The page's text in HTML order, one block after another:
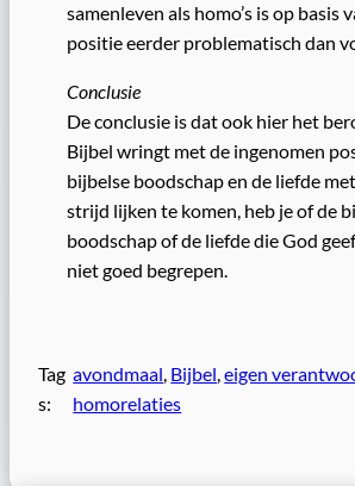
samenleven als homo’s is op basis
positie eerder problematisch dan
Conclusie
De conclusie is dat ook hier het
Bijbel wringt met de ingenomen
bijbelse boodschap en de liefde
strijd lijken te komen, heb je of de
boodschap of de liefde die God
niet goed begrepen.
Tag
s:
avondmaal Bijbel , eigen
homorelaties